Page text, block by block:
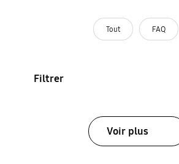
Tout FAQ
Filtrer
Voir plus